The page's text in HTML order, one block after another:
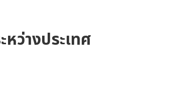
ว่างประเทศ